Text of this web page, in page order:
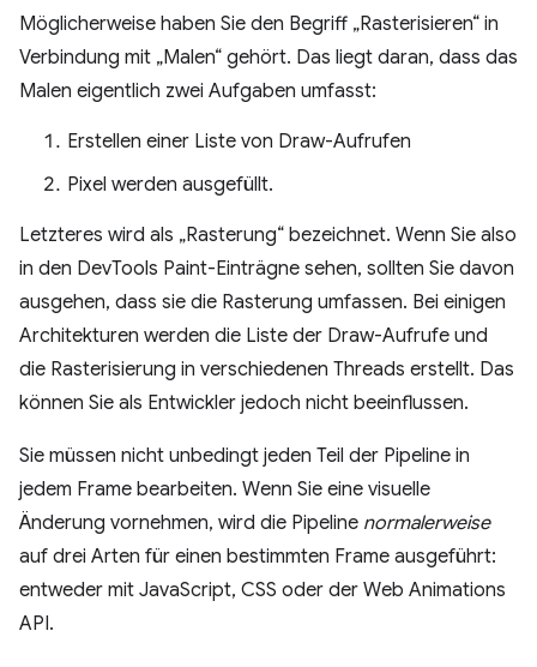
Möglicherweise haben Sie den Begriff „Rasterisieren“ in
Verbindung mit „Malen“ gehört. Das liegt daran, dass das
Malen eigentlich zwei Aufgaben umfasst:
Erstellen einer Liste von Draw-Aufrufen
Pixel werden ausgefüllt.
Letzteres wird als „Rasterung“ bezeichnet. Wenn Sie also
in den DevTools Paint-Einträgne sehen, sollten Sie davon
ausgehen, dass sie die Rasterung umfassen. Bei einigen
Architekturen werden die Liste der Draw-Aufrufe und
die Rasterisierung in verschiedenen Threads erstellt. Das
können Sie als Entwickler jedoch nicht beeinflussen.
Sie müssen nicht unbedingt jeden Teil der Pipeline in
jedem Frame bearbeiten. Wenn Sie eine visuelle
Änderung vornehmen, wird die Pipeline normalerweise
auf drei Arten für einen bestimmten Frame ausgeführt:
entweder mit JavaScript, CSS oder der Web Animations
API.